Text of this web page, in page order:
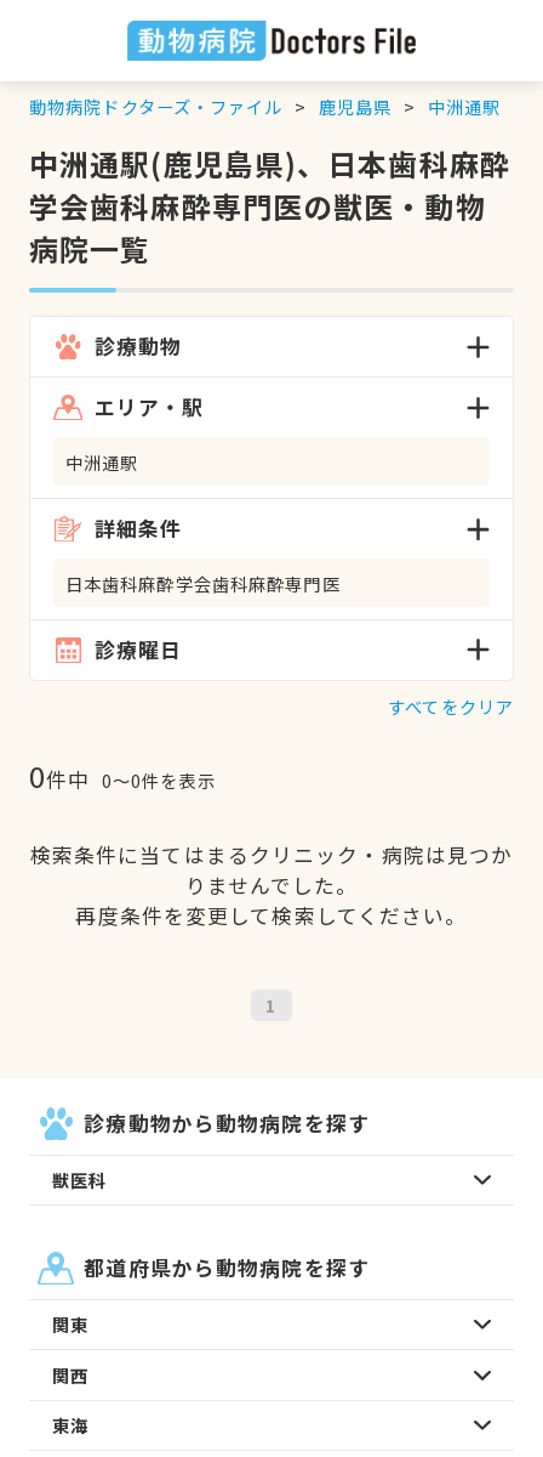
動物病院ドクターズ・ファイル 鹿児島県 中洲通駅
中洲通駅(鹿児島県)、日本歯科麻酔
学会歯科麻酔専門医の獣医・動物
病院一覧
診療動物
エリア・駅
中洲通駅
詳細条件
日本歯科麻酔学会歯科麻酔専門医
診療曜日
すべてをクリア
0件中 0〜0件を表示
検索条件に当てはまるクリニック・病院は見つか
りませんでした。
再度条件を変更して検索してください。
1
診療動物から動物病院を探す
獣医科
都道府県から動物病院を探す
関東
関西
東海